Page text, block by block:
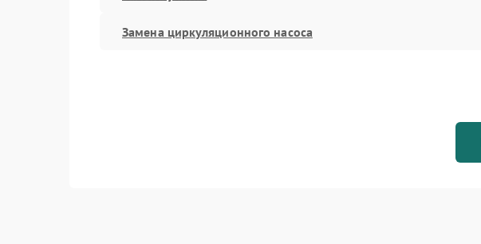
Замена циркуляционного насоса